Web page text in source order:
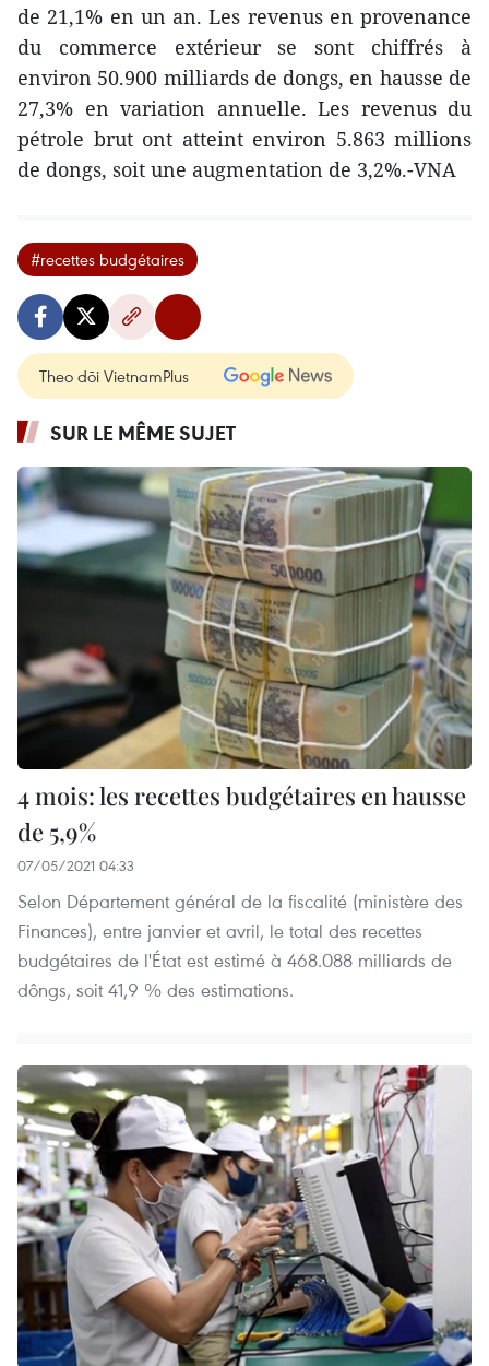
de 21,1% en un an. Les revenus en provenance
du commerce extérieur se sont chiffrés à
environ 50.900 milliards de dongs, en hausse de
27,3% en variation annuelle. Les revenus du
pétrole brut ont atteint environ 5.863 millions
de dongs, soit une augmentation de 3,2%.-VNA
#recettes budgétaires
Theo dõi VietnamPlus
SUR LE MÊME SUJET
4 mois: les recettes budgétaires en hausse
de 5,9%
07/05/2021 04:33
Selon Département général de la fiscalité (ministère des
Finances), entre janvier et avril, le total des recettes
budgétaires de l'État est estimé à 468.088 milliards de
dôngs, soit 41,9 % des estimations.